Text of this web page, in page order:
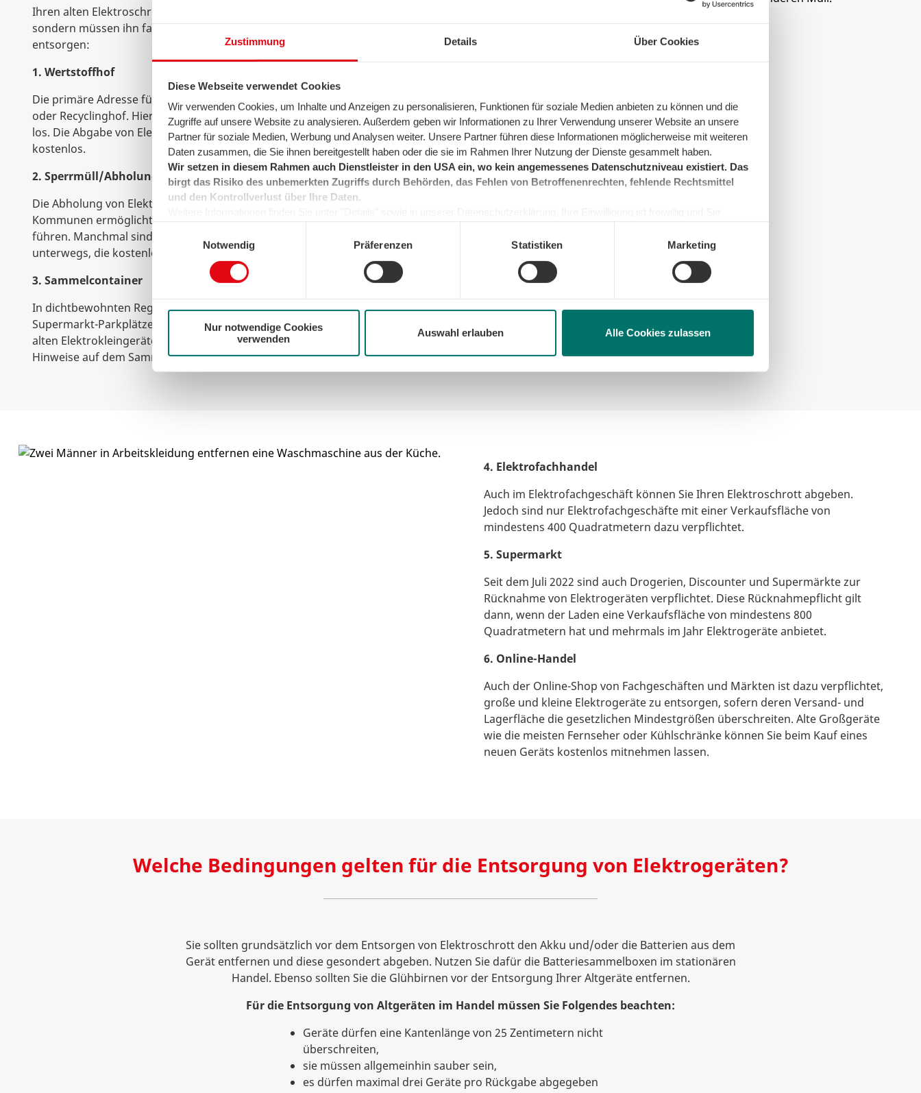
Zustimmung Details Über Cookies
Diese Webseite verwendet Cookies
Wir verwenden Cookies, um Inhalte und Anzeigen zu personalisieren, Funktionen für soziale Medien anbieten zu können und die
Zugriffe auf unsere Website zu analysieren. Außerdem geben wir Informationen zu Ihrer Verwendung unserer Website an unsere
Partner für soziale Medien, Werbung und Analysen weiter. Unsere Partner führen diese Informationen möglicherweise mit weiteren
Daten zusammen, die Sie ihnen bereitgestellt haben oder die sie im Rahmen Ihrer Nutzung der Dienste gesammelt haben.
Wir setzen in diesem Rahmen auch Dienstleister in den USA ein, wo kein angemessenes Datenschutzniveau existiert. Das
birgt das Risiko des unbemerkten Zugriffs durch Behörden, das Fehlen von Betroffenenrechten, fehlende Rechtsmittel
und den Kontrollverlust über Ihre Daten.
der Cookies auf das notwendige Minimum, um die Seite betreiben zu können.
Notwendig
Präferenzen Statistiken Marketing
Nur notwendige Cookies
verwenden
Auswahl erlauben Alle Cookies zulassen
Ihren alten Elektroschrott dürfen Sie nicht einfach in den Hausmüll werfen,
sondern müssen ihn fachgemäß entsorgen. Hier können Sie Ihre Altgeräte
entsorgen:
1. Wertstoffhof
Die primäre Adresse für das Entsorgen von Elektrogeräten ist der Wertstoff-
oder Recyclinghof. Hier werden Sie sowohl Kleingeräte als auch Großgeräte
los. Die Abgabe von Elektroschrott beim Wertstoffhof ist in der Regel
kostenlos.
2. Sperrmüll/Abholung
Die Abholung von Elektroschrott als Sperrmüll wird in der Regel in allen
Kommunen ermöglicht, kann aber unter gewissen Umständen zu Kosten
führen. Manchmal sind in Ortschaften auch sogenannte „Schadstoffmobile“
unterwegs, die kostenlos alten Elektroschrott abholen.
3. Sammelcontainer
In dichtbewohnten Regionen gibt es oft neben Altglas-Containern oder auf
Supermarkt-Parkplätzen spezielle Sammelcontainer, wo Sie zumindest Ihre
alten Elektrokleingeräte entsorgen können. Achten Sie darauf, dass Sie die
Hinweise auf dem Sammelcontainer beachten.
4. Elektrofachhandel
Auch im Elektrofachgeschäft können Sie Ihren Elektroschrott abgeben.
Jedoch sind nur Elektrofachgeschäfte mit einer Verkaufsfläche von
mindestens 400 Quadratmetern dazu verpflichtet.
5. Supermarkt
Seit dem Juli 2022 sind auch Drogerien, Discounter und Supermärkte zur
Rücknahme von Elektrogeräten verpflichtet. Diese Rücknahmepflicht gilt
dann, wenn der Laden eine Verkaufsfläche von mindestens 800
Quadratmetern hat und mehrmals im Jahr Elektrogeräte anbietet.
6. Online-Handel
Auch der Online-Shop von Fachgeschäften und Märkten ist dazu verpflichtet,
große und kleine Elektrogeräte zu entsorgen, sofern deren Versand- und
Lagerfläche die gesetzlichen Mindestgrößen überschreiten. Alte Großgeräte
wie die meisten Fernseher oder Kühlschränke können Sie beim Kauf eines
neuen Geräts kostenlos mitnehmen lassen.
Welche Bedingungen gelten für die Entsorgung von Elektrogeräten?
Sie sollten grundsätzlich vor dem Entsorgen von Elektroschrott den Akku und/oder die Batterien aus dem
Gerät entfernen und diese gesondert abgeben. Nutzen Sie dafür die Batteriesammelboxen im stationären
Handel. Ebenso sollten Sie die Glühbirnen vor der Entsorgung Ihrer Altgeräte entfernen.
Für die Entsorgung von Altgeräten im Handel müssen Sie Folgendes beachten:
Geräte dürfen eine Kantenlänge von 25 Zentimetern nicht
überschreiten,
sie müssen allgemeinhin sauber sein,
es dürfen maximal drei Geräte pro Rückgabe abgegeben